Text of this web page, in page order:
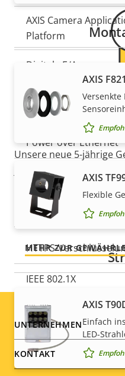
AXIS Camera
Platform
Digitale E/A
Netzwerk
Power over Ethernet
PoE-Klasse
Security
HTTPS-
IEEE 802.1X
Allgemein
Integrierte IR-
AXIS
Versenkte
AXIS
Flexible
AXIS
Einfach
LED-
5-Jahres-
ein
Unsere neue 5-jährige
jahrelangen
über Ihre Kosten. Es
Kleingedruckten – was
das, was Sie bekommen.
MEHR ZUR
Footer
menu
UNTERNEHMEN
KONTAKT